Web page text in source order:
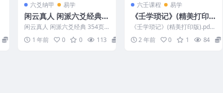
六爻纳甲 易学
闲云真人 闲派六爻经典 3
54页.pdf
闲云真人 闲派六爻经典 354页.p
1 年前 0 0 113
六壬课程 易学
《壬学琐记》(精美打印
版).pdf
《壬学琐记》(精美打印版).pdf
2 年前 0 1 84